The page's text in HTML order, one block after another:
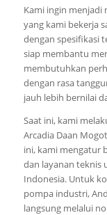
Kami ingin menjadi
yang kami bekerja
dengan spesifikasi
siap membantu
membutuhkan
dengan rasa
jauh lebih bernilai
Saat ini, kami
Arcadia Daan
ini, kami mengatur
dan layanan teknis
Indonesia. Untuk
pompa industri,
langsung melalui